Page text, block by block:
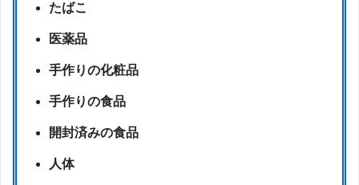
たばこ
医薬品
手作りの化粧品
手作りの食品
開封済みの食品
人体